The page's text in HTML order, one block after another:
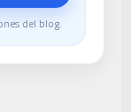
del blog.